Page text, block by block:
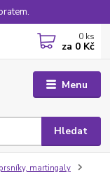
Menu
Hledat
0 ks
za 0 Kč
martingaly